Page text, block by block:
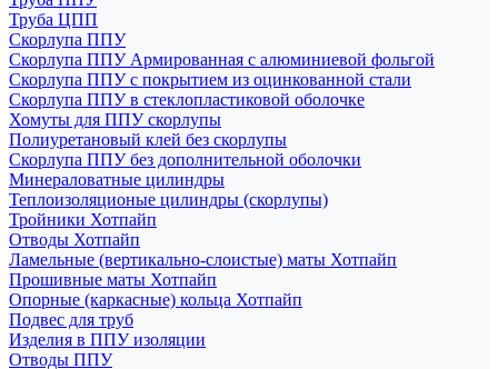
Труба ЦПП
Скорлупа ППУ
Скорлупа ППУ Армированная с алюминиевой фольгой
Скорлупа ППУ с покрытием из оцинкованной стали
Скорлупа ППУ в стеклопластиковой оболочке
Хомуты для ППУ скорлупы
Полиуретановый клей без скорлупы
Скорлупа ППУ без дополнительной оболочки
Минераловатные цилиндры
Теплоизоляционые цилиндры (скорлупы)
Тройники Хотпайп
Отводы Хотпайп
Ламельные (вертикально-слоистые) маты Хотпайп
Прошивные маты Хотпайп
Опорные (каркасные) кольца Хотпайп
Подвес для труб
Изделия в ППУ изоляции
Отводы ППУ